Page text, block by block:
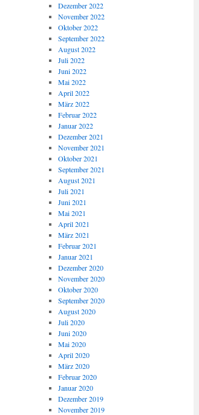
Dezember 2022
November 2022
Oktober 2022
September 2022
August 2022
Juli 2022
Juni 2022
Mai 2022
April 2022
März 2022
Februar 2022
Januar 2022
Dezember 2021
November 2021
Oktober 2021
September 2021
August 2021
Juli 2021
Juni 2021
Mai 2021
April 2021
März 2021
Februar 2021
Januar 2021
Dezember 2020
November 2020
Oktober 2020
September 2020
August 2020
Juli 2020
Juni 2020
Mai 2020
April 2020
März 2020
Februar 2020
Januar 2020
Dezember 2019
November 2019